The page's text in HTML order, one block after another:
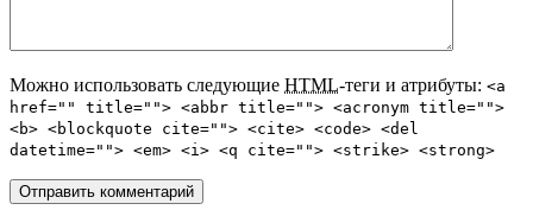
Можно использовать следующие HTML-теги и атрибуты: <a
href="" title=""> <abbr title=""> <acronym title="">
<b> <blockquote cite=""> <cite> <code> <del
datetime=""> <em> <i> <q cite=""> <strike> <strong>